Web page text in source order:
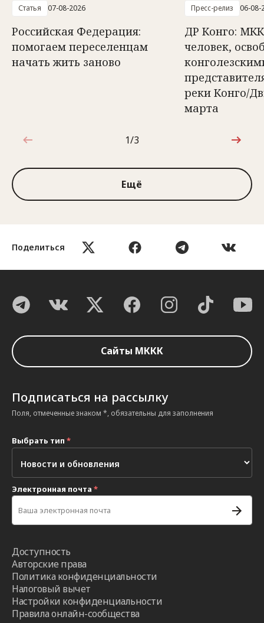
Поделиться
Статья 07-08-2026
Российская Федерация:
помогаем переселенцам
начать жить заново
Пресс-релиз 06-08-
ДР Конго:
человек,
реки Конго/
марта
1 из 3
1/3
Ещё
Сайты МККК
Подписаться на рассылку
Поля, отмеченные знаком *, обязательны для заполнения
Выбрать тип *
Электронная почта *
Доступность
Авторские права
Политика конфиденциальности
Налоговый вычет
Настройки конфиденциальности
Правила онлайн-сообщества